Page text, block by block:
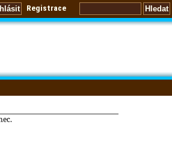
Registrace